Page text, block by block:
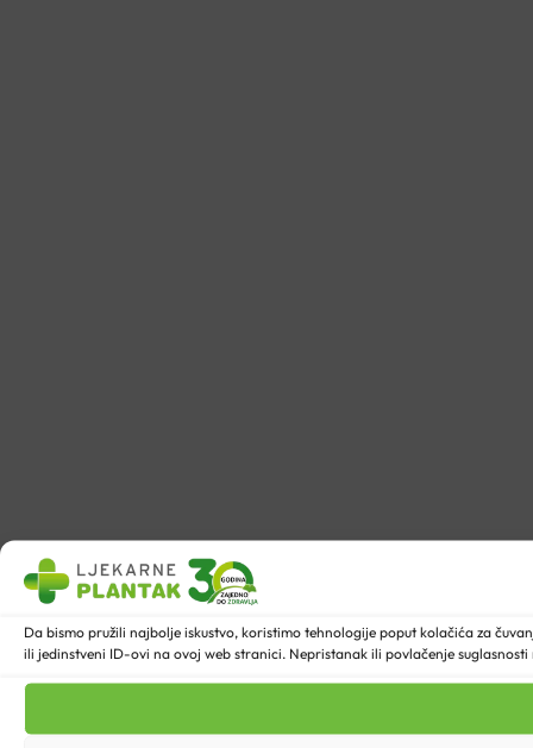
Da bismo pružili najbolje iskustvo, koristimo tehnologije poput kolačića za
ili jedinstveni ID-ovi na ovoj web stranici. Nepristanak ili povlačenje